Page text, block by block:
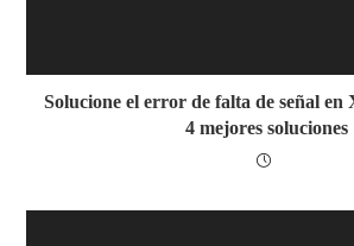
Solucione el error de falta de señal en
4 mejores soluciones